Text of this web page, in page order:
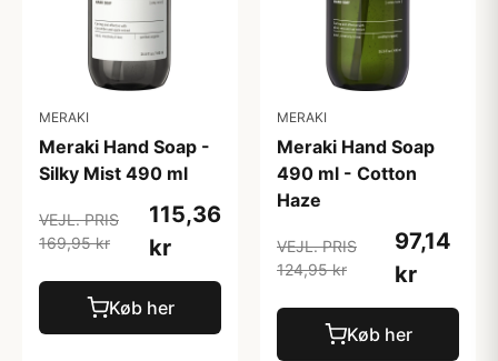
MERAKI
Meraki Hand Soap -
Silky Mist 490 ml
VEJL. PRIS
169,95 kr
115,36
kr
Køb her
MERAKI
Meraki Hand Soap
490 ml - Cotton
Haze
VEJL. PRIS
124,95 kr
97,14
kr
Køb her